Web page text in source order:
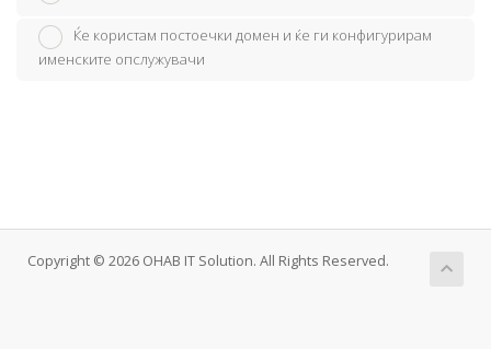
Ќе користам постоечки домен и ќе ги конфигурирам
именските опслужувачи
Copyright © 2026 OHAB IT Solution. All Rights Reserved.